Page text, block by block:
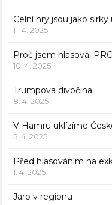
Celní hry jsou jako sirky
11. 4. 2025
Proč jsem hlasoval
10. 4. 2025
Trumpova divočina
8. 4. 2025
V Hamru uklízíme
5. 4. 2025
Před hlasováním na
1. 4. 2025
Jaro v regionu